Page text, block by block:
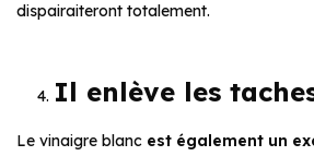
dispairaiteront totalement.
Il enlève les
Le vinaigre blanc est également un